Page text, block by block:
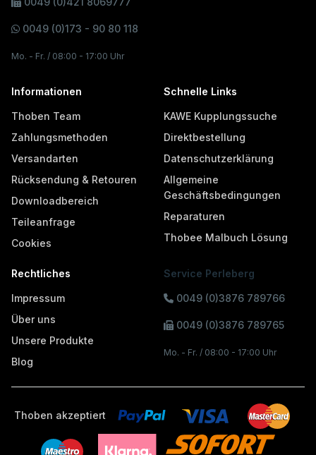
0049 (0)173 - 90 80 118
Mo. - Fr. / 08:00 - 17:00 Uhr
Informationen
Thoben Team
Zahlungsmethoden
Versandarten
Rücksendung & Retouren
Downloadbereich
Teileanfrage
Cookies
Schnelle Links
KAWE Kupplungssuche
Direktbestellung
Datenschutzerklärung
Allgemeine
Geschäftsbedingungen
Reparaturen
Thobee Malbuch Lösung
Rechtliches
Impressum
Über uns
Unsere Produkte
Blog
Service Perleberg
0049 (0)3876 789766
0049 (0)3876 789765
Mo. - Fr. / 08:00 - 17:00 Uhr
Thoben akzeptiert